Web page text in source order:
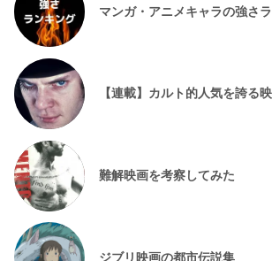
マンガ・アニメキャラの強さ
【連載】カルト的人気を誇る
難解映画を考察してみた
ジブリ映画の都市伝説集